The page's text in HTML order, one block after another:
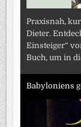
Praxisnah,
Dieter.
Einsteiger“
Buch, um in
Babyloniens